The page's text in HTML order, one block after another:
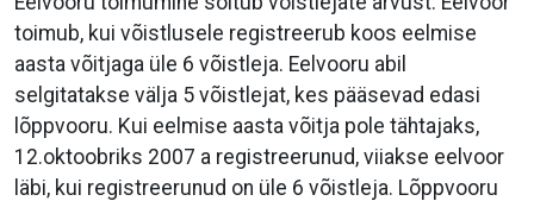
toimub, kui võistlusele registreerub koos eelmise
aasta võitjaga üle 6 võistleja. Eelvooru abil
selgitatakse välja 5 võistlejat, kes pääsevad edasi
lõppvooru. Kui eelmise aasta võitja pole tähtajaks,
12.oktoobriks 2007 a registreerunud, viiakse eelvoor
läbi, kui registreerunud on üle 6 võistleja. Lõppvooru